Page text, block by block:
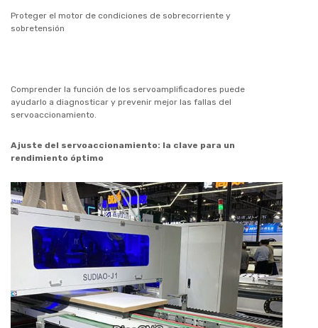
Proteger el motor de condiciones de sobrecorriente y
sobretensión
Comprender la función de los servoamplificadores puede
ayudarlo a diagnosticar y prevenir mejor las fallas del
servoaccionamiento.
Ajuste del servoaccionamiento: la clave para un
rendimiento óptimo